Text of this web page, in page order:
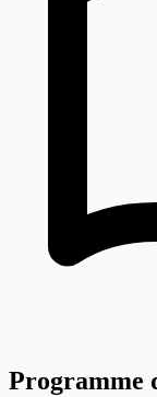
Programme